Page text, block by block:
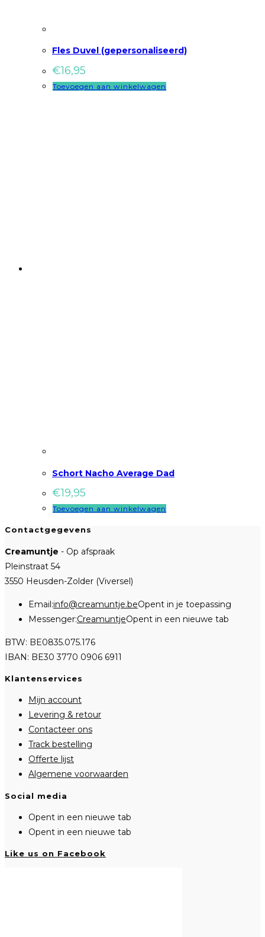
Fles Duvel (gepersonaliseerd)
€16,95
Toevoegen aan winkelwagen
Schort Nacho Average Dad
€19,95
Toevoegen aan winkelwagen
Contactgegevens
Creamuntje - Op afspraak
Pleinstraat 54
3550 Heusden-Zolder (Viversel)
Email:info@creamuntje.beOpent in je toepassing
Messenger:CreamuntjeOpent in een nieuwe tab
BTW: BE0835.075.176
IBAN: BE30 3770 0906 6911
Klantenservices
Mijn account
Levering & retour
Contacteer ons
Track bestelling
Offerte lijst
Algemene voorwaarden
Social media
Opent in een nieuwe tab
Opent in een nieuwe tab
Like us on Facebook